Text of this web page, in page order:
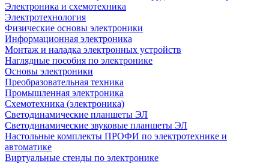
Электроника и схемотехника
Электротехнология
Физические основы электроники
Информационная электроника
Монтаж и наладка электронных устройств
Наглядные пособия по электронике
Основы электроники
Преобразовательная техника
Промышленная электроника
Схемотехника (электроника)
Светодинамические планшеты ЭЛ
Светодинамические звуковые планшеты ЭЛ
Настольные комплекты ПРОФИ по электротехнике и
автоматике
Виртуальные стенды по электронике